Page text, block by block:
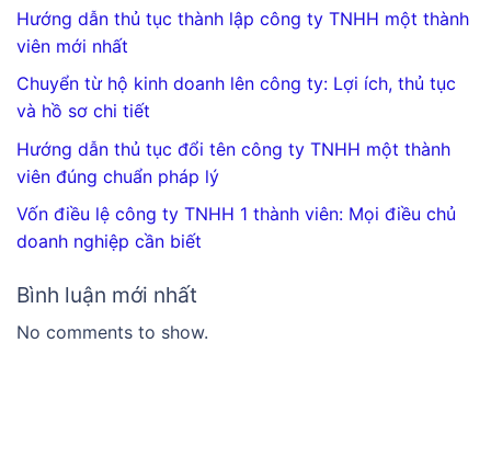
Hướng dẫn thủ tục thành lập công ty TNHH một thành
viên mới nhất
Chuyển từ hộ kinh doanh lên công ty: Lợi ích, thủ tục
và hồ sơ chi tiết
Hướng dẫn thủ tục đổi tên công ty TNHH một thành
viên đúng chuẩn pháp lý
Vốn điều lệ công ty TNHH 1 thành viên: Mọi điều chủ
doanh nghiệp cần biết
Bình luận mới nhất
No comments to show.